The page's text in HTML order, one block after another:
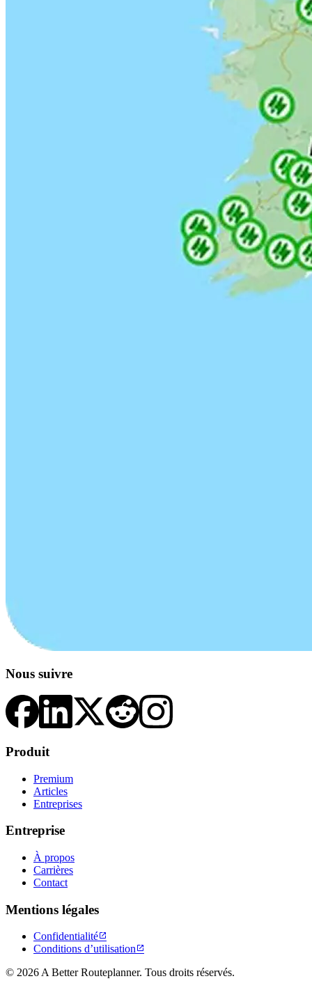
Nous suivre
Produit
Premium
Articles
Entreprises
Entreprise
À propos
Carrières
Contact
Mentions légales
Confidentialité
Conditions d’utilisation
© 2026 A Better Routeplanner. Tous droits réservés.